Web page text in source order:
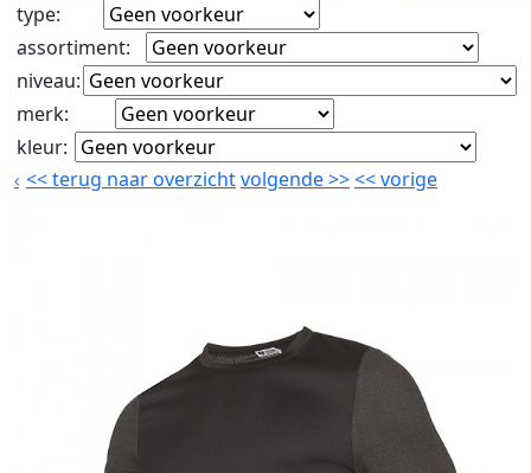
type:
assortiment:
niveau:
merk:
kleur:
<<terug naar overzichtvolgende>><<vorige